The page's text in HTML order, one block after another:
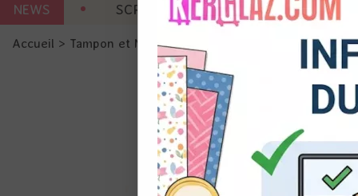
NEWS SCRAP CARTERIE MACHINES
Accueil > Tampon et Mask-Pochoir Tampon -
Ils
et du
précises
Si vous
de la